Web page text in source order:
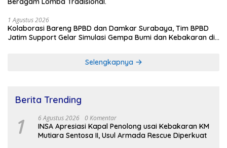
1 Agustus 2026
Kolaborasi Bareng BPBD dan Damkar Surabaya, Tim BPBD
Jatim Support Gelar Simulasi Gempa Bumi dan Kebakaran di
Selengkapnya
Berita Trending
1 6 Agustus 2026 0 Komentar
INSA Apresiasi Kapal Penolong usai Kebakaran KM
Mutiara Sentosa II, Usul Armada Rescue Diperkuat